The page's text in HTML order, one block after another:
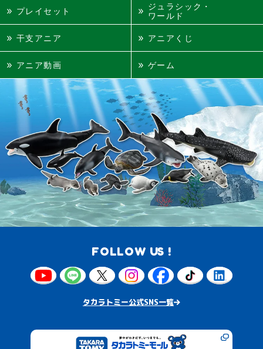
プレイセット
ジュラシック・
ワールド
干支アニア アニアくじ
アニア動画 ゲーム
FOLLOW US !
タカラトミー公式SNS一覧